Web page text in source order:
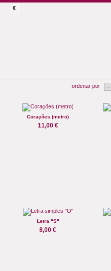
€
ordenar por
Corações (metro)
11,00 €
Letra "S"
8,00 €